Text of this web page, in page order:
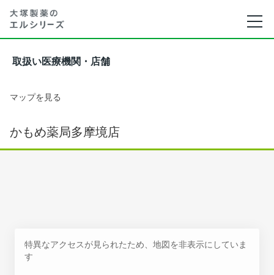
取扱い医療機関・店舗
マップを見る
かもめ薬局多摩境店
特異なアクセスが見られたため、地図を非表示にしていま
す